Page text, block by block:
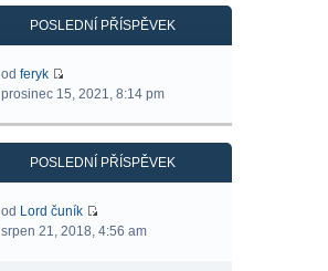
POSLEDNÍ PŘÍSPĚVEK
odferyk
prosinec 15, 2021, 8:14 pm
POSLEDNÍ PŘÍSPĚVEK
od Lord čuník
srpen 21, 2018, 4:56 am